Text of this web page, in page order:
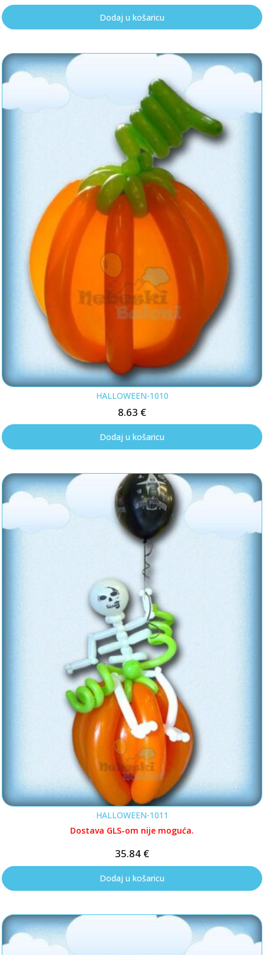
Dodaj u košaricu
HALLOWEEN-1010
8.63 €
Dodaj u košaricu
HALLOWEEN-1011
Dostava GLS-om nije moguća.
35.84 €
Dodaj u košaricu